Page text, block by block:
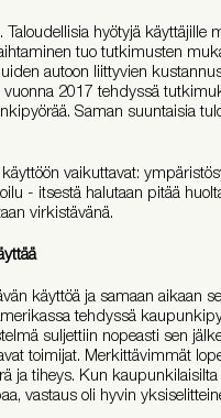
hyötyjä käyttäjille
tuo tutkimusten
autoon liittyvien
2017 tehdyssä
Saman suuntaisia
vaikuttavat:
- itsestä halutaan pitää
virkistävänä.
käyttöä ja samaan aikaan
tehdyssä
suljettiin nopeasti sen
toimijat. Merkittävimmät
ja tiheys. Kun
vastaus oli hyvin